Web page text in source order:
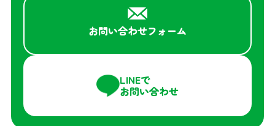
お問い合わせフォーム
LINEで
お問い合わせ